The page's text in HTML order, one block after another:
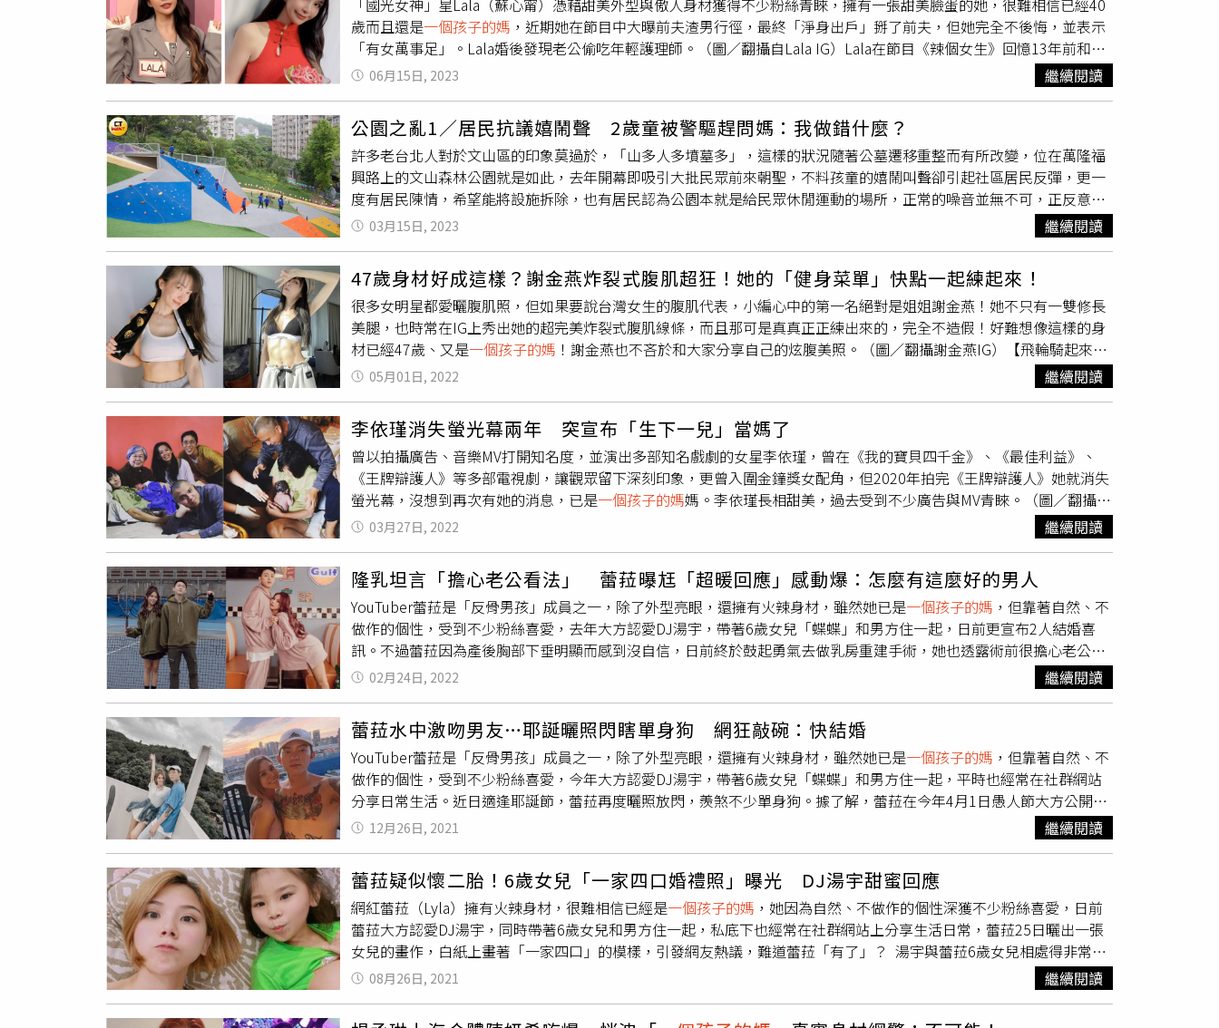
此及時補給物資2次。另中國鐵路北京局也針對因鐵路封閉，停留時間較長的K396、K1178、Z180次列車，派遣幹部職
員採購泡麵、蔬菜、飲用水等物資，連夜送到車上。如今K396次列車「乘務員哽咽安撫乘客」的影片，也在30日於網路
上瘋傳。女乘務員在影片中表示，他們在下車時發現前面有2處坍方，且工作人員走了7、800公尺來回運回物資。她也
再三叮囑乘客：「領取物資千萬不要擁擠，不要發生任何危險」，還一度哽咽表示：「我是個女人，也是別人家的孩
子，我就是穿了這身衣服，我得對得起大家！」對此，大陸網友也一致讚揚女乘務員安撫群眾的表現，「比起坍方，她
更害怕乘客因情緒激動而發生過激的事，比如推擠踩踏」、「這女孩是帶著哭腔和大家說的！她也是別人的女兒、
孩子的媽媽、別人的老婆，請大家一定要聽從指揮」、「她轉身可能也會哭，也會想家，也會想媽媽！但此刻她知道她
的話就是列車旅客心裡的鎮定劑，為這個列車員點讚。」報導指出，事後為確保K396次、Z180次旅客列車安全，鐵路
部門也及時聯繫當地政府，共同制定旅客轉運方案。12時許，鐵路工作人員會同當地村幹部，安排專人前方探路引導，
對重點旅客進行專人照顧，有序組織2列列車滯留的1870名旅客和68名鐵路乘務人員下車避險。
「國光女神」星Lala（蘇心甯）憑藉甜美外型與傲人身材獲得不少粉絲青睞，擁有一張甜美臉蛋的她，很難相信已經40
歲而且還是一個孩子的媽 ，近期她在節目中大曝前夫渣男行徑，最終「淨身出戶」掰了前夫，但她完全不後悔，並表示
「有女萬事足」。Lala婚後發現老公偷吃年輕護理師。（圖／翻攝自Lala IG）Lala在節目《辣個女生》回憶13年前和前
夫離婚始末，她與前夫交往時，就知道對方「慣性劈腿」，並透露有次在男友手機發現一個女的傳訊來，問說「我做的
早餐好吃嗎」，隨後她決定先暫時分手，沒想到在分手後發現懷孕，當時前夫還不斷用甜言蜜語想挽回「這孩子可能是
諒，再相信前夫一次。不過孩子生下後，兩人因為是新手爸媽，加上男方本身較沒耐心，曾在半夜時對孩子大喊大叫
「怎麼會有那麼吵的小孩」，深怕男方睡眠不足影響隔天上班的La La，於是提出分房睡的想法，怎料，後來從好友口中
得知，老公在外交了一個年僅19歲的護理師女友，還指控Lala鬧離婚，甚至不給男方性生活。Lala最後約了護理師小三
見面，對方見到她連忙道歉，而Lala事後錄音蒐證並向男方攤牌，眼看「招式盡出」，男方表示孩子不要了，正好順了
Lala的意，因為她可以不要房產、車子及贍養費「我只要孩子」。對於主持人提問「淨身出戶」有感到後悔嗎？她表
06月15日, 2023 繼續閱讀
公園之亂1／居民抗議嬉鬧聲 2歲童被警驅趕問媽：我做錯什麼？
許多老台北人對於文山區的印象莫過於，「山多人多墳墓多」，這樣的狀況隨著公墓遷移重整而有所改變，位在萬隆福
興路上的文山森林公園就是如此，去年開幕即吸引大批民眾前來朝聖，不料孩童的嬉鬧叫聲卻引起社區居民反彈，更一
度有居民陳情，希望能將設施拆除，也有居民認為公園本就是給民眾休閒運動的場所，正常的噪音並無不可，正反意見
出現激烈碰撞。文山森林公園占地11公頃，本是福興公墓所在地，歷經3年的整修遷移，搖身一變成為北市有最長溜滑
梯與攀岩場的特色公園「趣探險之丘」。長達近50米的超大型溜滑梯，耗資1.2億元，同時還有專門為兒童打造的攀岩設
備，周邊鋪上人工草皮，就是希望小朋友遊玩時可以盡情踩踏，不需為了避免影響草地生長，而喪失用雙腳感受草地粗
糙感的快樂，以此增進孩童的感覺統合。趣探險之丘啟用後，晚上還曾有不明人士在公園旁點火，引發治安疑慮。（圖
／耿葳辦公室提供）趣探險之丘去年4月正式開幕後，吸睛又漂亮的設備一度成為熱門網紅打卡地點，原本安寧的社區
也在假日時段湧入大量人潮，在帶動地方發展的同時，也打破周邊社區的寧靜，加上趣探險之丘距離最近的住宅僅隔12
公尺，孩童的嬉鬧聲直接灌進社區，甚至半夜仍有人玩樂嬉戲，居民忍無可忍，怒向市府陳情抗議。對此，公園路燈管
理處獲報後，針對噪音、治安與交通問題分別進行改善，將管制溜滑梯的時間從原本的24小時開放，調整限縮為早上10
點到晚上8點、挖掘樹洞減少孩童嬉戲滑草產生的嬉鬧聲，同時設置24小時保全站崗維護秩序，更同時加裝攝影機，希
望讓公園與居民共存。 而這些改善措施並未獲得居民認同，再次怒向市府陳情，希望能將公園拆除，還給他們原有寧靜
的空間。住戶張先生拿著孩童晚間7點多嬉笑的影片表示，「晚上7點在尖叫，整個社區都可以聽到他們的聲音，又危險
使用溜滑梯，你就說他們這樣沒有很吵嗎？」拆除公園的相關程序在議員的推動下，曾於今年2月2日進行會勘，初步認
為若將公園特色的50米長溜滑梯截斷，可以減少噪音，並預計要在4月10日前再次會勘，消息一出，瞬間讓同樣居住在
附近，卻傾向將公園留下的居民反彈，轉而向多名議員與里長遞交陳情書，希望能夠保留現有設施，正反兩方一度在網
路上激烈交戰，甚至有人建議，若真要拆除公園，乾脆就再把公墓搬回來，讓住戶再與「夜總會」為鄰，慢慢享受陰森
的寧靜。住在附近的B小姐就認為把公園拆掉真的很可惜，她自己也是一個孩子的媽媽，公燈處已做出調整管理，設置
保全、管制公園使用時間，自己在不知道相關規範時，曾在鄰近管制時間內前往遊玩，因而遭到保全驅趕，後續警方更
直接到場，確定看見他們離場後才離開，讓他們當下承受不小壓力，事後她2歲的小孩更問她「我做錯什麼了嗎？」居
民怒在森林公園的招牌上貼標語，怒吼住宅區旁不應有遊樂區。（圖／影音組）
03月15日, 2023 繼續閱讀
47歲身材好成這樣？謝金燕炸裂式腹肌超狂！她的「健身菜單」快點一起練起來！
很多女明星都愛曬腹肌照，但如果要說台灣女生的腹肌代表，小編心中的第一名絕對是姐姐謝金燕！她不只有一雙修長
美腿，也時常在IG上秀出她的超完美炸裂式腹肌線條，而且那可是真真正正練出來的，完全不造假！好難想像這樣的身
材已經47歲、又是一個孩子的媽 ！謝金燕也不吝於和大家分享自己的炫腹美照。（圖／翻攝謝金燕IG）【飛輪騎起來】
有在關注謝金燕IG的粉絲一定都知道謝金燕可說是飛輪鐵粉，自己在家就有擺放一台飛輪，可以讓她隨時想到就直接騎
起來！姐姐也說其實飛輪是什麼牌子一點也不重要，重要的是妳必須常常騎才有效！因為太常po騎飛輪、鼓勵女孩一起
Jeannie Hsieh 謝金燕官方Official_IG (@jeanniehsieh___bbb)別小看騎飛輪這個運動，它是屬於很激烈的有氧運動，只
要認真騎個45分鐘就能燃燒到400到600大卡的熱量。（圖／翻攝謝金燕IG）【利用時間動一下】去年防疫期間謝金燕很
多工作也停擺，趁著好不容易能在家放鬆的時刻，姐姐就說她在追劇的時候電視旁就擺著瑜伽墊，趁追劇時一邊練動
作，才不怕久坐久躺變成大屁股。謝金燕提醒大家追劇雖然很快樂，但若是光追劇懶得動，小心會變成大屁股喔XD。
（圖／翻攝謝金燕IG）【少量多餐慢慢吃】當然很多粉絲也想知道謝金燕除了健身方式之外，還有沒有什麼飲食上的控
制技巧讓她能維持這麼好的體態？關於這一點姐姐也曾經回答粉絲的提問，她說其實自己什麼都會吃，並沒有特別忌
口，只是要記得要慢慢吃、少量多餐，每餐只吃7、8分飽就OK，不要暴飲暴食讓胃口自然而然縮小，就不怕吃太多攝取
過多熱量囉。比起限制過多的飲食控制方式，姐姐認為只要掌握吃的速度跟飽足程度，就不用特別忌口。（圖／翻攝謝
金燕IG）
05月01日, 2022 繼續閱讀
李依瑾消失螢光幕兩年 突宣布「生下一兒」當媽了
曾以拍攝廣告、音樂MV打開知名度，並演出多部知名戲劇的女星李依瑾，曾在《我的寶貝四千金》、《最佳利益》、
《王牌辯護人》等多部電視劇，讓觀眾留下深刻印象，更曾入圍金鐘獎女配角，但2020年拍完《王牌辯護人》她就消失
螢光幕，沒想到再次有她的消息，已是一個孩子的媽媽。李依瑾長相甜美，過去受到不少廣告與MV青睞。（圖／翻攝自
李依瑾IG）李依瑾在社群網站上曬出和親友與小孩的合照，躺在床上坐月子與哺乳的她，素顏入鏡洋溢幸福氛圍，臉上
更流露出滿足笑容，更分享了寶寶的腳印與生活照，搖身一變幸福人妻。李依瑾也曬出小孩腳印。（圖／翻攝自李依瑾
IG）她也寫下，2／22清晨時分最後的對話，2／25「邱天」來到地球，農曆生日1／25剛好和大個子（老公）的國曆生
日同一天，這樣的安排我想是和那最後的對話有關，感謝生命在每個偉大也微小的日常中持續供養，祝福每顆種子在最
時宜的日子裡自然盛放，感謝每個時刻一起同行的夥伴們。 View this post on Instagram A post shared by 李依瑾Jean
Lee (@liyijinjean)
03月27日, 2022 繼續閱讀
隆乳坦言「擔心老公看法」 蕾菈曝尪「超暖回應」感動爆：怎麼有這麼好的男人
YouTuber蕾菈是「反骨男孩」成員之一，除了外型亮眼，還擁有火辣身材，雖然她已是一個孩子的媽 ，但靠著自然、不
做作的個性，受到不少粉絲喜愛，去年大方認愛DJ湯宇，帶著6歲女兒「蝶蝶」和男方住一起，日前更宣布2人結婚喜
訊。不過蕾菈因為產後胸部下垂明顯而感到沒自信，日前終於鼓起勇氣去做乳房重建手術，她也透露術前很擔心老公湯
宇的看法，但對方卻是相當支持她，讓她相當感動，直呼「這世界上怎麼有這麼好的男人？」蕾菈24日在IG分享隆乳心
情，她透露和湯宇吐露自己的顧慮和害怕後，對方沒問太多，只說「妳如果覺得會快樂，妳就去做！剩下的交給我！」
讓她下定決心做手術，諮詢了好幾間診所後，選定了一間讓她感受最好的診所，馬上就約好了後續時間。蕾菈透露，她
本想著要從腋下開刀，傷口才能夠被藏住，但醫生建議她從乳暈開刀，這樣一來可以做提乳及縮乳暈手術，一次把乳房
重建完成，但當時她聽到後，內心很害怕，「想到傷口在這麼明顯的地方，以後阿湯要怎麼看待我」，不過對方仍抱持
鼓勵態度，「我只希望妳一次做到好，不要到最後覺得哪裡不滿意又要挨刀了。」讓蕾菈相當感動，直呼「阿湯是鬼
吧，這世界上怎麼有這麼好的男人？」也非常感激老公在她術後失禁幫忙把屎把尿。貼文曝光後，網友看了也相當感
動，紛紛留言「我覺得很棒啊，阿湯是好男人」、「跟對的人就能做出正確的決定」、「好美哦！，有這麼疼愛自己的
02月24日, 2022 繼續閱讀
蕾菈水中激吻男友…耶誕曬照閃瞎單身狗 網狂敲碗：快結婚
YouTuber蕾菈是「反骨男孩」成員之一，除了外型亮眼，還擁有火辣身材，雖然她已是一個孩子的媽 ，但靠著自然、不
做作的個性，受到不少粉絲喜愛，今年大方認愛DJ湯宇，帶著6歲女兒「蝶蝶」和男方住一起，平時也經常在社群網站
分享日常生活。近日適逢耶誕節，蕾菈再度曬照放閃，羨煞不少單身狗。據了解，蕾菈在今年4月1日愚人節大方公開戀
情，坦承正和DJ湯宇戀愛中，除了帶著男友一起拍片，平時也常在網路分享小倆口的甜蜜日常。蕾菈日前曬出穿著紅色
比基尼潛水的照片，旁邊還放著耶誕樹，相當應景，其中一張則是與男友在水下甜蜜激吻，並笑說「聖誕第一彈，水上
放閃，水下也要的概念」。蕾菈和DJ湯宇熱戀中。蕾菈透露，「拍這組照片時，其實當下很煎熬，因為要一起閉氣，然
後還要有默契地同時到樹前擺動作，我沒氣了就要回到水面再下一次，而且對於不會游泳的我來說…第一次嘗試沒有蛙
鞋下水，真的很恐慌，不過這一切都克服了。每一次的下水，都能找到不一樣的自己。Merry Xmas，與我最好的阿湯先
生」。貼文曝光後，不少粉絲紛紛留言「太厲害了啦」、「這真的拍得很好」、「照片好美好厲害」、「一直幸福下
去」、「美到不行啦」、「第一張沒發現在水下！！！好厲害」、「好閃好好看」、「蕾菈好瘦喔，我要戴起我的墨鏡
了」、「超棒的，每次看你們的照片，都想敲碗你們趕快結婚」、「根本就是虐待動物，欺負單身狗」。
12月26日, 2021 繼續閱讀
蕾菈疑似懷二胎！6歲女兒「一家四口婚禮照」曝光 DJ湯宇甜蜜回應
網紅蕾菈（Lyla）擁有火辣身材，很難相信已經是一個孩子的媽 ，她因為自然、不做作的個性深獲不少粉絲喜愛，日前
蕾菈大方認愛DJ湯宇，同時帶著6歲女兒和男方住一起，私底下也經常在社群網站上分享生活日常，蕾菈25日曬出一張
女兒的畫作，白紙上畫著「一家四口」的模樣，引發網友熱議，難道蕾菈「有了」？ 湯宇與蕾菈6歲女兒相處得非常融
洽。（圖／翻攝la.112814 IG）蕾菈25日在IG曬出一張女兒親手畫作，透露前幾天和女兒聊天時，女兒童言童語表示，
長大後要跟她的男友湯宇結婚，女兒隔天從學校回家就畫出「結婚典禮」的畫面，原以為女兒畫的主角是她跟湯宇，沒
想到懂事的女兒畫的是自己和男友，讓她欣慰表示，「真可愛，看來她很適應和我們住呢」，還大讚男方「成功擄獲妹
08月26日, 2021 繼續閱讀